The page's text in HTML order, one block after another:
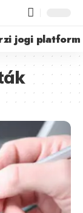
jogi platform